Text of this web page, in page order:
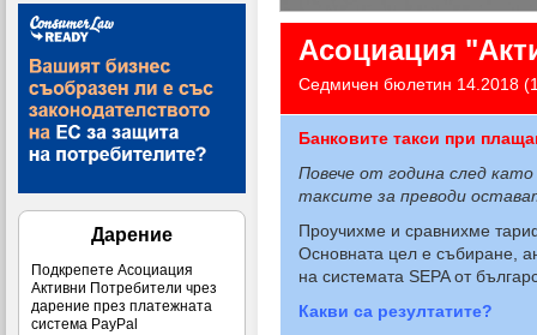
Дарение
Подкрепете Асоциация
Активни Потребители чрез
дарение през платежната
система PayPal
Асоциация
Седмичен бюлетин 14.2018
Банковите такси при
Повече от година след
таксите за преводи
Проучихме и сравнихме
Основната цел е събиране,
на системата SEPA от
Какви са резултатите?